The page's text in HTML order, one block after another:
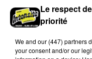
Le respect
priorité
We and our (447) partners
your consent and/or our